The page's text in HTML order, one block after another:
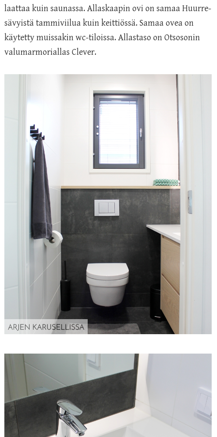
laattaa kuin saunassa. Allaskaapin ovi on samaa Huurre-
sävyistä tammiviilua kuin keittiössä. Samaa ovea on
käytetty muissakin wc-tiloissa. Allastaso on Otsosonin
valumarmoriallas Clever.